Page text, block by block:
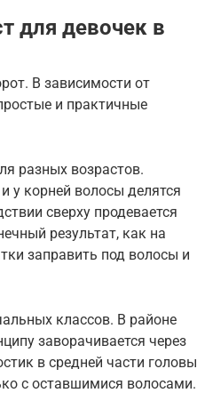
для девочек в
В зависимости от
и практичные
разных возрастов.
у корней волосы делятся
сверху продевается
результат, как на
заправить под волосы и
классов. В районе
заворачивается через
в средней части головы
с оставшимися волосами.